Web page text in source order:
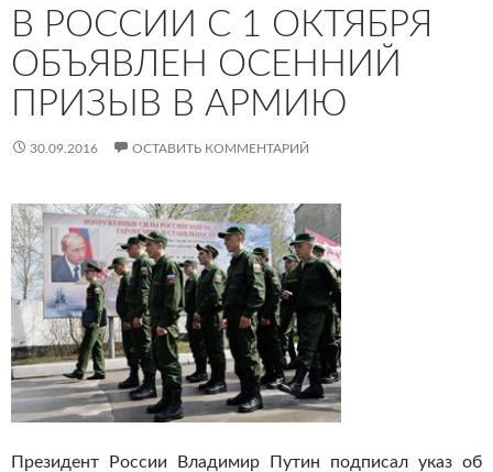
В РОССИИ С 1 ОКТЯБРЯ
ОБЪЯВЛЕН ОСЕННИЙ
ПРИЗЫВ В АРМИЮ
30.09.2016 ОСТАВИТЬ КОММЕНТАРИЙ
Президент России Владимир Путин подписал указ об